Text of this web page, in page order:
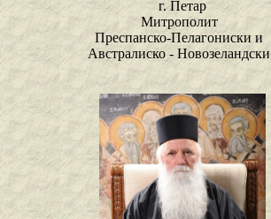
г. Петар
Митрополит
Преспанско-Пелагониски и
Австралиско - Новозеландски